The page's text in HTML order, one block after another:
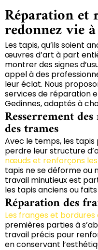
Réparation et
redonnez vie
Les tapis, qu’ils soient
œuvres d’art à part
montrer des signes
appel à des
leur éclat. Nous
services de réparation
Gedinnes, adaptés à
Resserrement
des trames
Avec le temps, les
perdre leur structure
nœuds et renforçons
tapis ne se déforme ou
travail minutieux est
les tapis anciens ou
Réparation des
Les franges et bordures
premières parties à
travail précis pour
en conservant